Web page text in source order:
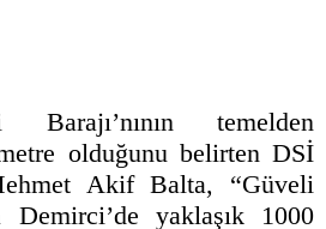
temelden
olduğunu belirten DSİ
Akif Balta, “Güveli
Demirci’de yaklaşık 1000